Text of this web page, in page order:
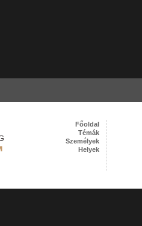
Főoldal
Témák
Személyek
Helyek